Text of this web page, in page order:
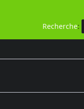
Recherche: